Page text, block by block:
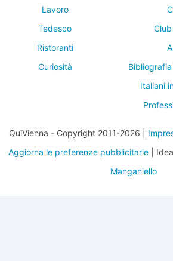
Lavoro
Tedesco
Ristoranti
Curiosità
Italiani
QuiVienna - Copyright 2011-2026 |
Aggiorna le preferenze pubblicitarie |
Manganiello